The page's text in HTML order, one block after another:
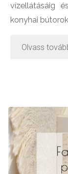
vízellátásáig
konyhai
Olvass